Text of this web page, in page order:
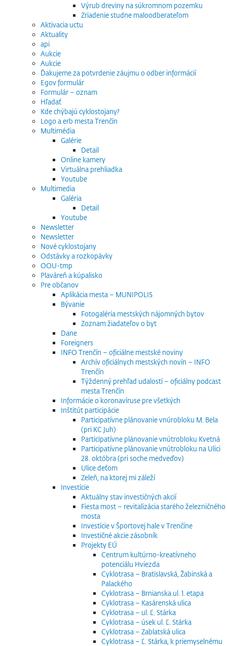
Výrub dreviny na súkromnom pozemku
Zriadenie studne maloodberateľom
Aktivacia uctu
Aktuality
api
Aukcie
Aukcie
Ďakujeme za potvrdenie záujmu o odber informácií
Egov formulár
Formulár – oznam
Hľadať
Kde chýbajú cyklostojany?
Logo a erb mesta Trenčín
Multimédia
Galérie
Detail
Online kamery
Virtuálna prehliadka
Youtube
Multimedia
Galéria
Detail
Youtube
Newsletter
Newsletter
Nové cyklostojany
Odstávky a rozkopávky
OOU-tmp
Plaváreň a kúpalisko
Pre občanov
Aplikácia mesta – MUNIPOLIS
Bývanie
Fotogaléria mestských nájomných bytov
Zoznam žiadateľov o byt
Dane
Foreigners
INFO Trenčín – oficiálne mestské noviny
Archív oficiálnych mestských novín – INFO
Trenčín
Týždenný prehľad udalostí – oficiálny podcast
mesta Trenčín
Informácie o koronavíruse pre všetkých
Inštitút participácie
Participatívne plánovanie vnúrobloku M. Bela
(pri KC Juh)
Participatívne plánovanie vnútrobloku Kvetná
Participatívne plánovanie vnútrobloku na Ulici
28. októbra (pri soche medveďov)
Ulice deťom
Zeleň, na ktorej mi záleží
Investície
Aktuálny stav investičných akcií
Fiesta most – revitalizácia starého železničného
mosta
Investície v Športovej hale v Trenčíne
Investičné akcie zásobník
Projekty EÚ
Centrum kultúrno-kreatívneho
potenciálu Hviezda
Cyklotrasa – Bratislavská, Žabinská a
Palackého
Cyklotrasa – Brnianska ul. 1. etapa
Cyklotrasa – Kasárenská ulica
Cyklotrasa – ul. Ľ. Stárka
Cyklotrasa – úsek ul. Ľ. Stárka
Cyklotrasa – Zablatská ulica
Cyklotrasa – Ľ. Stárka, k priemyselnému